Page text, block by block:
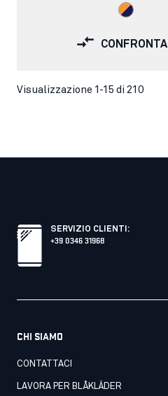
CONFRONTA
Visualizzazione 1-15 di 210
SERVIZIO CLIENTI :
+39 0346 31968
CHI SIAMO
CONTATTACI
LAVORA PER BLÅKLÄDER